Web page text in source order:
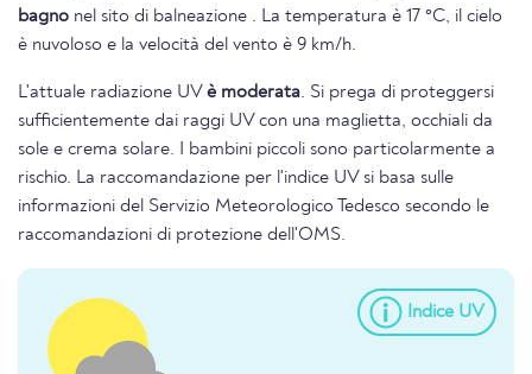
bagno nel sito di balneazione . La temperatura è 17 °C, il cielo
è nuvoloso e la velocità del vento è 9 km/h.
L'attuale radiazione UV è moderata. Si prega di proteggersi
sufficientemente dai raggi UV con una maglietta, occhiali da
sole e crema solare. I bambini piccoli sono particolarmente a
rischio. La raccomandazione per l'indice UV si basa sulle
informazioni del Servizio Meteorologico Tedesco secondo le
raccomandazioni di protezione dell'OMS.
Indice UV